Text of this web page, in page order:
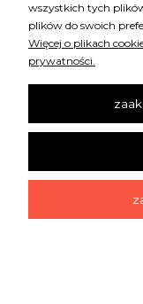
William Morris tapeta 216855
wszystkich tych
plików do swoich
Więcej o plikach
prywatności.